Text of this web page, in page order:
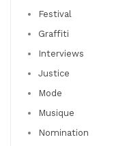
Festival
Graffiti
Interviews
Justice
Mode
Musique
Nomination